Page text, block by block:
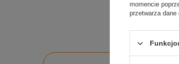
momencie
przetwarza